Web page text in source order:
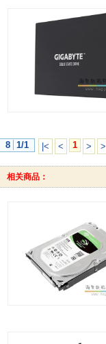
8 1/1 |< < 1 > >|
相关商品：